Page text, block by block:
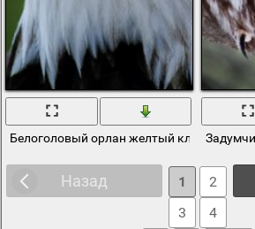
Белоголовый орлан желтый клюв
Назад 1
2
3
4